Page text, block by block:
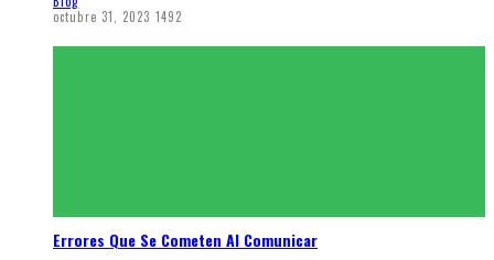
octubre 31, 2023 1492
Errores Que Se Cometen Al Comunicar